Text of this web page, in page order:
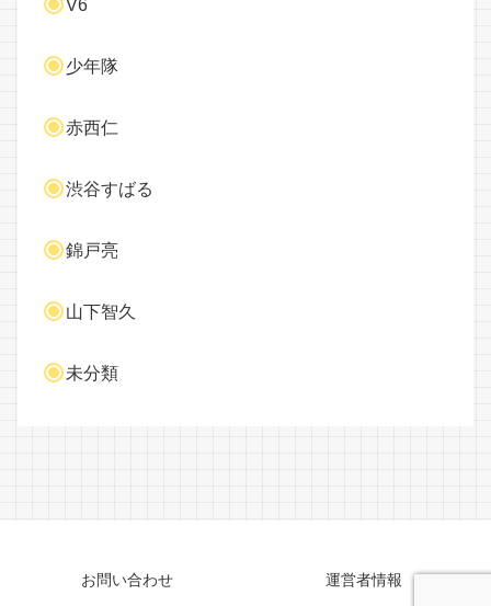
V6
少年隊
赤西仁
渋谷すばる
錦戸亮
山下智久
未分類
お問い合わせ 運営者情報